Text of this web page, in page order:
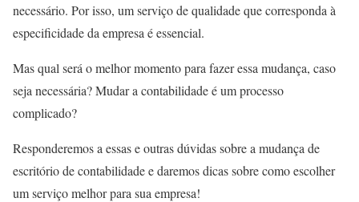
necessário. Por isso, um serviço de qualidade que corresponda à
especificidade da empresa é essencial.
Mas qual será o melhor momento para fazer essa mudança, caso
seja necessária? Mudar a contabilidade é um processo
complicado?
Responderemos a essas e outras dúvidas sobre a mudança de
escritório de contabilidade e daremos dicas sobre como escolher
um serviço melhor para sua empresa!